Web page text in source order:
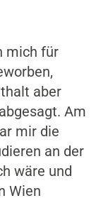
mich für
aber
Am
mir die
an der
wäre und
Wien